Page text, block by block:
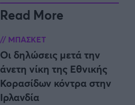
Read More
ΜΠΑΣΚΕΤ
Οι δηλώσεις μετά την
άνετη νίκη της Εθνικής
Κορασίδων κόντρα στην
Ιρλανδία